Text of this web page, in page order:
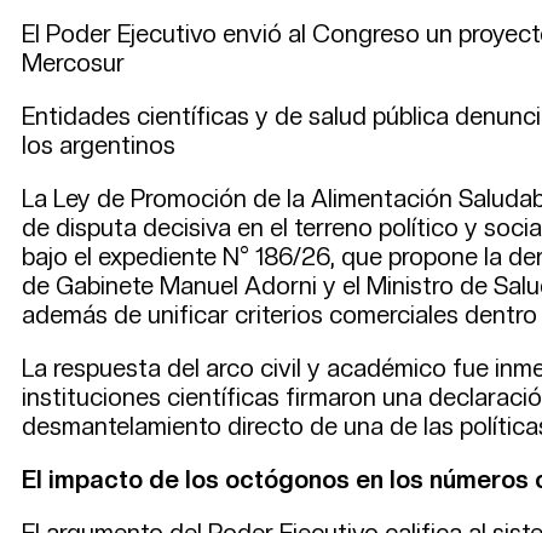
El Poder Ejecutivo envió al Congreso un
Mercosur
Entidades científicas y de salud pública
los argentinos
La Ley de Promoción de la Alimentación
de disputa decisiva en el terreno político y
bajo el expediente N° 186/26, que propone la
de Gabinete Manuel Adorni y el Ministro de
además de unificar criterios comerciales
La respuesta del arco civil y académico fue
instituciones científicas firmaron una
desmantelamiento directo de una de las
El impacto de los octógonos en los números